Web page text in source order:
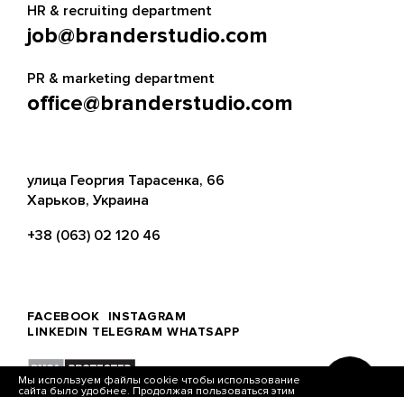
Мы используем файлы cookie чтобы использование
сайта было удобнее. Продолжая пользоваться этим
HR & recruiting department
job@branderstudio.com
PR & marketing department
office@branderstudio.com
улица Георгия Тарасенка, 66
Харьков, Украина
+38 (063) 02 120 46
FACEBOOK
INSTAGRAM
LINKEDIN TELEGRAM WHATSAPP